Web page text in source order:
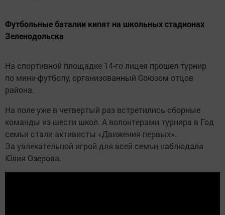
Футбольные баталии кипят на школьных стадионах
Зеленодольска
На спортивной площадке 14-го лицея прошел турнир
по мини-футболу, организованный Союзом отцов
района.
На поле уже в четвертый раз встретились сборные
команды из шести школ. А волонтерами турнира в Год
семьи стали активисты «Движения первых».
За увлекательной игрой для всей семьи наблюдала
Юлия Озерова.